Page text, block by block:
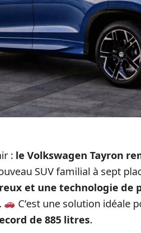
: le Volkswagen Tayron
SUV familial à sept
et une technologie de
C’est une solution idéale
de 885 litres.